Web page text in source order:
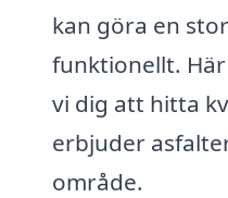
kan göra en
funktionellt.
vi dig att hitta
erbjuder
område.